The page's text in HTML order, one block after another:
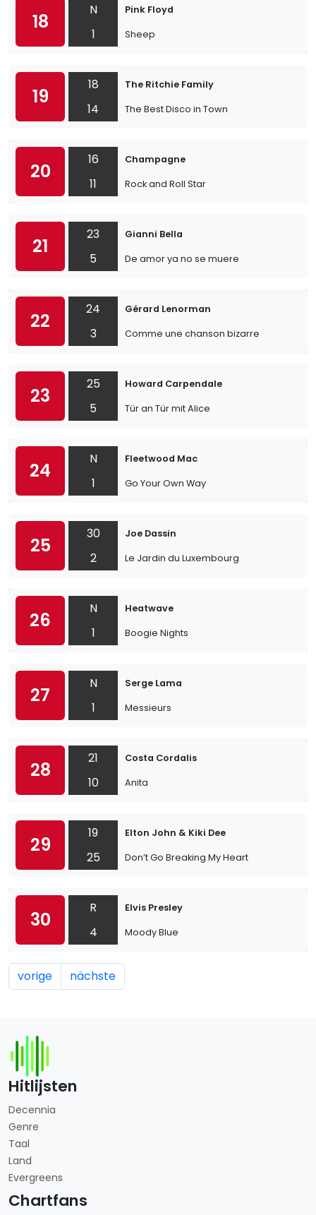
18
N
1
Pink Floyd
Sheep
19
18
14
The Ritchie Family
The Best Disco in Town
20
16
11
Champagne
Rock and Roll Star
21
23
5
Gianni Bella
De amor ya no se muere
22
24
3
Gérard Lenorman
Comme une chanson bizarre
23
25
5
Howard Carpendale
Tür an Tür mit Alice
24
N
1
Fleetwood Mac
Go Your Own Way
25
30
2
Joe Dassin
Le Jardin du Luxembourg
26
N
1
Heatwave
Boogie Nights
27
N
1
Serge Lama
Messieurs
28
21
10
Costa Cordalis
Anita
29
19
25
Elton John & Kiki Dee
Don’t Go Breaking My Heart
30
R
4
Elvis Presley
Moody Blue
vorige nächste
Hitlijsten
Decennia
Genre
Taal
Land
Evergreens
Chartfans